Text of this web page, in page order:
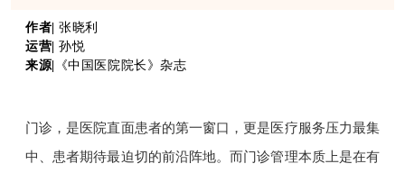
作者|张晓利
运营|孙悦
来源|
《中国医院院长》杂志
门诊，是医院直面患者的第一窗口，更是医疗服务压力最集
中、患者期待最迫切的前沿阵地。而门诊管理本质上是在有